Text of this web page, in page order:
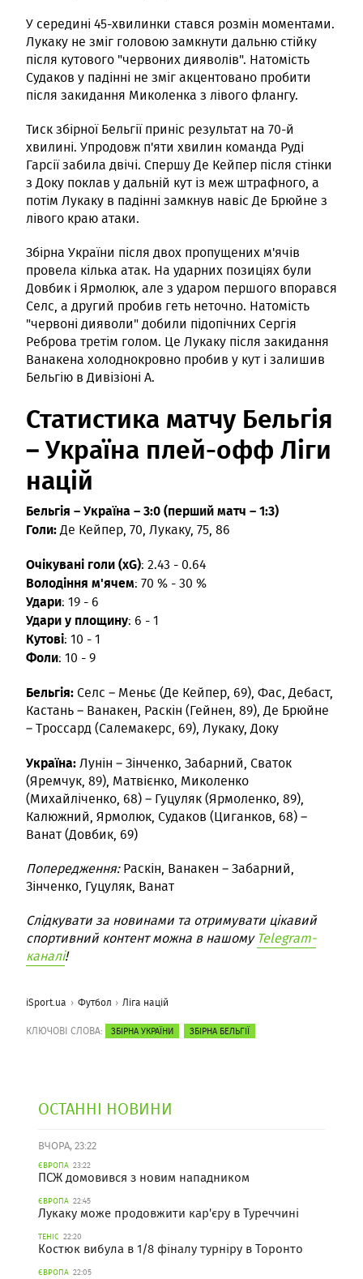
У середині 45-хвилинки стався розмін моментами.
Лукаку не зміг головою замкнути дальню стійку
після кутового "червоних дияволів". Натомість
Судаков у падінні не зміг акцентовано пробити
після закидання Миколенка з лівого флангу.
Тиск збірної Бельгії приніс результат на 70-й
хвилині. Упродовж п'яти хвилин команда Руді
Гарсії забила двічі. Спершу Де Кейпер після стінки
з Доку поклав у дальній кут із меж штрафного, а
потім Лукаку в падінні замкнув навіс Де Брюйне з
лівого краю атаки.
Збірна України після двох пропущених м'ячів
провела кілька атак. На ударних позиціях були
Довбик і Ярмолюк, але з ударом першого впорався
Селс, а другий пробив геть неточно. Натомість
"червоні дияволи" добили підопічних Сергія
Реброва третім голом. Це Лукаку після закидання
Ванакена холоднокровно пробив у кут і залишив
Бельгію в Дивізіоні A.
Статистика матчу Бельгія
– Україна плей-офф Ліги
націй
Бельгія – Україна – 3:0 (перший матч – 1:3)
Голи:Де Кейпер, 70, Лукаку, 75, 86
Очікувані голи (xG): 2.43 - 0.64
Володіння м'ячем: 70 % - 30 %
Удари: 19 - 6
Удари у площину: 6 - 1
Кутові: 10 - 1
Фоли: 10 - 9
Бельгія: Селс – Меньє (Де Кейпер, 69), Фас, Дебаст,
Кастань – Ванакен, Раскін (Гейнен, 89), Де Брюйне
– Троссард (Салемакерс, 69), Лукаку, Доку
Україна:Лунін – Зінченко, Забарний, Сваток
(Яремчук, 89), Матвієнко, Миколенко
(Михайліченко, 68) – Гуцуляк (Ярмоленко, 89),
Калюжний, Ярмолюк, Судаков (Циганков, 68) –
Ванат (Довбик, 69)
Попередження:Раскін, Ванакен – Забарний,
Зінченко, Гуцуляк, Ванат
Слідкувати за новинами та отримувати цікавий
спортивний контент можна в нашомуTelegram-
каналі!
iSport.ua Футбол Ліга націй
КЛЮЧОВІ СЛОВА: ЗБІРНА УКРАЇНИ ЗБІРНА БЕЛЬГІЇ
ОСТАННІ НОВИНИ
ВЧОРА, 23:22
ЄВРОПА 23:22
ПСЖ домовився з новим нападником
ЄВРОПА 22:45
Лукаку може продовжити кар'єру в Туреччині
ТЕНІС 22:20
Костюк вибула в 1/8 фіналу турніру в Торонто
ЄВРОПА 22:05